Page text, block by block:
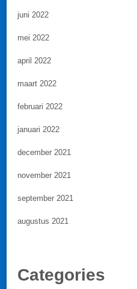
juni 2022
mei 2022
april 2022
maart 2022
februari 2022
januari 2022
december 2021
november 2021
september 2021
augustus 2021
Categories